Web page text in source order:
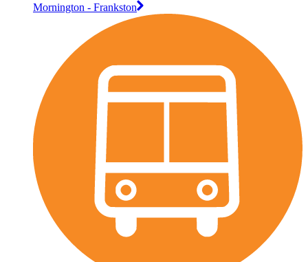
Mornington - Frankston